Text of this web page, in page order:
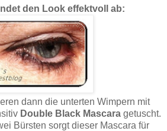
den Look effektvoll ab:
dann die unterten Wimpern mit
Double Black Mascara getuscht.
Bürsten sorgt dieser Mascara für